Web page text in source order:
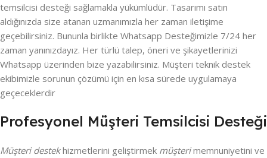
temsilcisi desteği sağlamakla yükümlüdür. Tasarımı satın
aldığınızda size atanan uzmanımızla her zaman iletişime
geçebilirsiniz. Bununla birlikte Whatsapp Desteğimizle 7/24 her
zaman yanınızdayız. Her türlü talep, öneri ve şikayetlerinizi
Whatsapp üzerinden bize yazabilirsiniz. Müşteri teknik destek
ekibimizle sorunun çözümü için en kısa sürede uygulamaya
geçeceklerdir
Profesyonel Müşteri Temsilcisi Desteği
Müşteri destekhizmetlerini geliştirmek müşterimemnuniyetini ve